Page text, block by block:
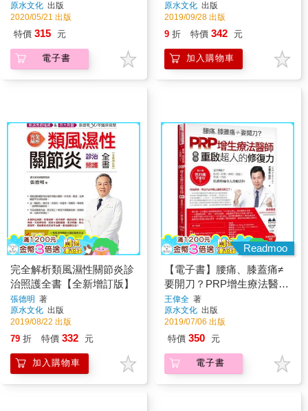
療趨勢！
原水文化 出版
2020/05/21 出版
特價 315 元
電子書
炎、尿失禁、骨盆底器官脫
原水文化 出版
2019/09/28 出版
9 折 特價 342 元
加入購物車
完全解析類風濕性關節炎診
治照護全書【全新增訂版】
張德明 著
原水文化 出版
2019/08/22 出版
79 折 特價 332 元
加入購物車
Readmoo
【電子書】腰痛、膝蓋痛≠
要開刀？PRP增生療法醫師
教你重啟超人的修復力
王偉全 著
原水文化 出版
2019/07/06 出版
特價 350 元
電子書